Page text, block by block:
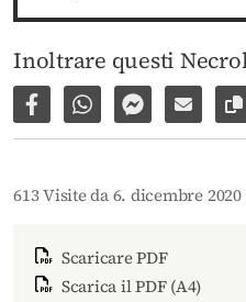
Inoltrare questi
Condividi su Facebook
Condividi suInviare per
Inviare
613 Visite da 6. dicembre 2020
Scaricare PDF
Scarica il PDF (A4)